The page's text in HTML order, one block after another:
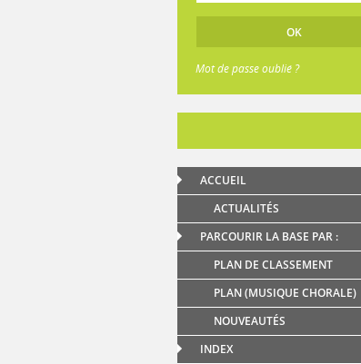
Mot de passe oublié ?
ACCUEIL
ACTUALITÉS
PARCOURIR LA BASE PAR :
PLAN DE CLASSEMENT
PLAN (MUSIQUE CHORALE)
NOUVEAUTÉS
INDEX